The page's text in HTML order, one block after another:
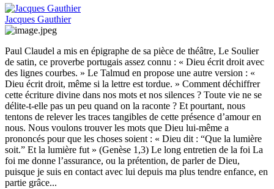
Jacques Gauthier
Paul Claudel a mis en épigraphe de sa pièce de théâtre, Le Soulier
de satin, ce proverbe portugais assez connu : « Dieu écrit droit avec
des lignes courbes. » Le Talmud en propose une autre version : «
Dieu écrit droit, même si la lettre est tordue. » Comment déchiffrer
cette écriture divine dans nos mots et nos silences ? Toute vie ne se
délite-t-elle pas un peu quand on la raconte ? Et pourtant, nous
tentons de relever les traces tangibles de cette présence d’amour en
nous. Nous voulons trouver les mots que Dieu lui-même a
prononcés pour que les choses soient : « Dieu dit : “Que la lumière
soit.” Et la lumière fut » (Genèse 1,3) Le long entretien de la foi La
foi me donne l’assurance, ou la prétention, de parler de Dieu,
puisque je suis en contact avec lui depuis ma plus tendre enfance, en
partie grâce...